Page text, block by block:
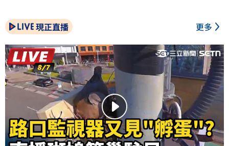
現正直播 更多